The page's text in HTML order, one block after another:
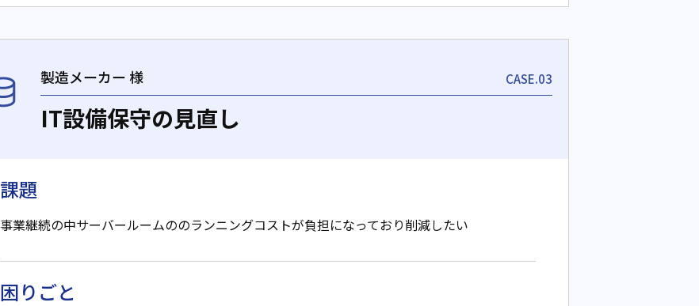
製造メーカー 様 CASE.03
IT設備保守の見直し
課題
事業継続の中サーバールームののランニングコストが負担になっており削減したい
困りごと